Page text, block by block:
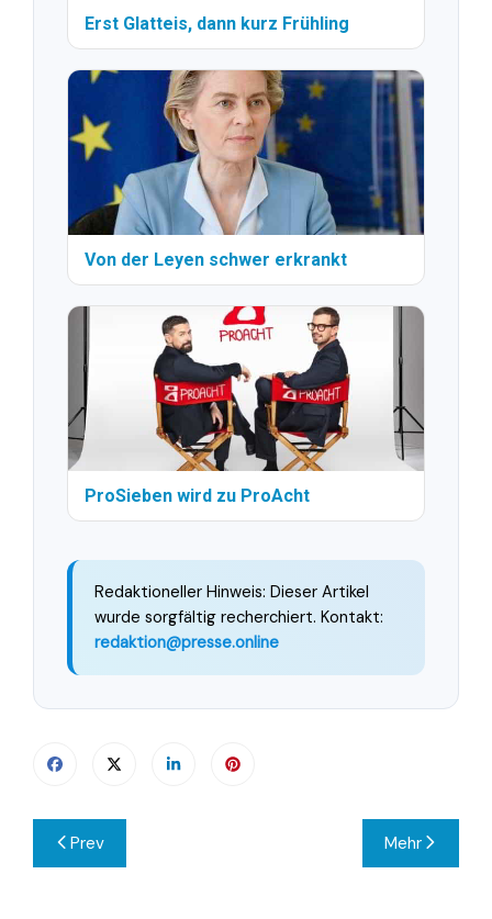
Erst Glatteis, dann kurz Frühling
Von der Leyen schwer erkrankt
ProSieben wird zu ProAcht
Redaktioneller Hinweis: Dieser Artikel
wurde sorgfältig recherchiert. Kontakt:
redaktion@presse.online
Beitragsnavigation
Prev Mehr